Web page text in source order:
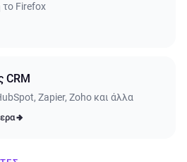
το Firefox
CRM
Zapier, Zoho και άλλα